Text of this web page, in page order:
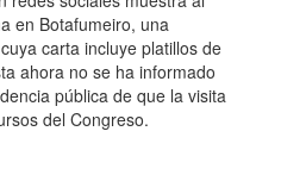
en Botafumeiro, una
carta incluye platillos de
ahora no se ha informado
pública de que la visita
del Congreso.